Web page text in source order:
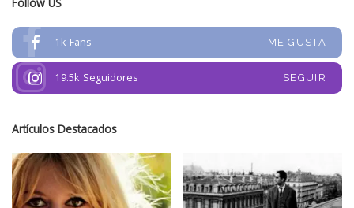
Follow US
1k Fans ME GUSTA
19.5k Seguidores SEGUIR
Artículos Destacados